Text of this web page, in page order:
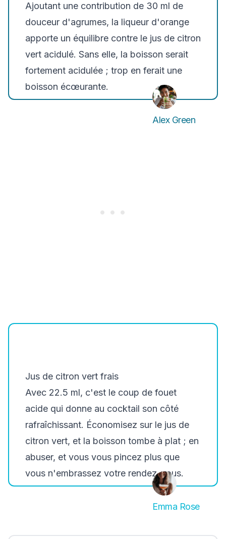
Ajoutant une contribution de 30 ml de
douceur d'agrumes, la liqueur d'orange
apporte un équilibre contre le jus de citron
vert acidulé. Sans elle, la boisson serait
fortement acidulée ; trop en ferait une
boisson écœurante.
Alex Green
Jus de citron vert frais
Avec 22.5 ml, c'est le coup de fouet
acide qui donne au cocktail son côté
rafraîchissant. Économisez sur le jus de
citron vert, et la boisson tombe à plat ; en
abuser, et vous vous pincez plus que
vous n'embrassez votre rendez-vous.
Emma Rose